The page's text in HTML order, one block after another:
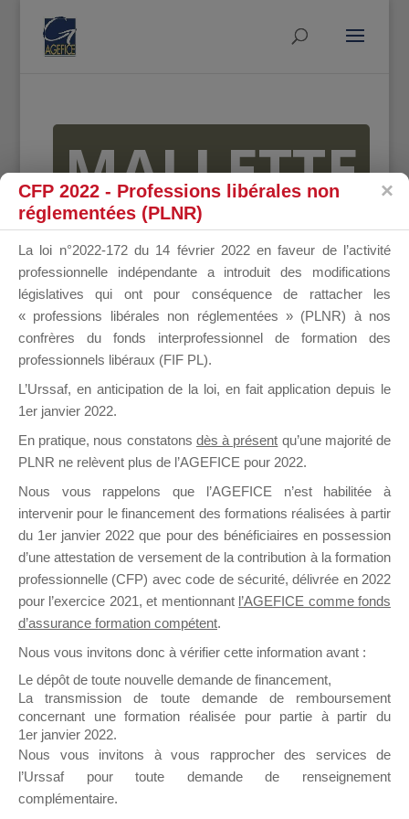
MALLETTE
DU
DIRIGEANT
Ce groupe est destiné aux Organismes de
Formation qui souhaitent répondre à l’Appel à
Propositions Mallette du Dirigeant.
sur lequel il est possible de laisser un message
ou poser une question.
NB : Il est nécessaire d’êtreinscrit(e)pour
pouvoir rejoindre ce groupe
CFP 2022 - Professions libérales non
réglementées (PLNR)
La loi n°2022-172 du 14 février 2022 en faveur de l’activité
professionnelle indépendante a introduit des modifications
législatives qui ont pour conséquence de rattacher les
« professions libérales non réglementées » (PLNR) à nos
confrères du fonds interprofessionnel de formation des
professionnels libéraux (FIF PL).
L’Urssaf, en anticipation de la loi, en fait application depuis le
1er janvier 2022.
En pratique, nous constatons dès à présent qu’une majorité de
PLNR ne relèvent plus de l’AGEFICE pour 2022.
Nous vous rappelons que l’AGEFICE n’est habilitée à
intervenir pour le financement des formations réalisées à partir
du 1er janvier 2022 que pour des bénéficiaires en possession
d’une attestation de versement de la contribution à la formation
professionnelle (CFP) avec code de sécurité, délivrée en 2022
pour l’exercice 2021, et mentionnant l’AGEFICE comme fonds
d’assurance formation compétent.
Nous vous invitons donc à vérifier cette information avant :
Le dépôt de toute nouvelle demande de financement,
La transmission de toute demande de remboursement
concernant une formation réalisée pour partie à partir du
1er janvier 2022.
Nous vous invitons à vous rapprocher des services de
l’Urssaf pour toute demande de renseignement
complémentaire.